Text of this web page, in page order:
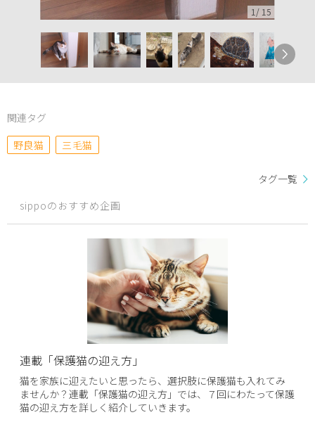
1 / 15
関連タグ
野良猫
三毛猫
タグ一覧
sippoのおすすめ企画
連載「保護猫の迎え方」
猫を家族に迎えたいと思ったら、選択肢に保護猫も入れてみ
ませんか？連載「保護猫の迎え方」では、７回にわたって保護
猫の迎え方を詳しく紹介していきます。